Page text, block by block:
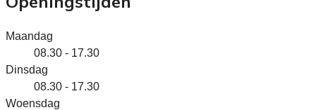
Maandag
08.30 - 17.30
Dinsdag
08.30 - 17.30
Woensdag